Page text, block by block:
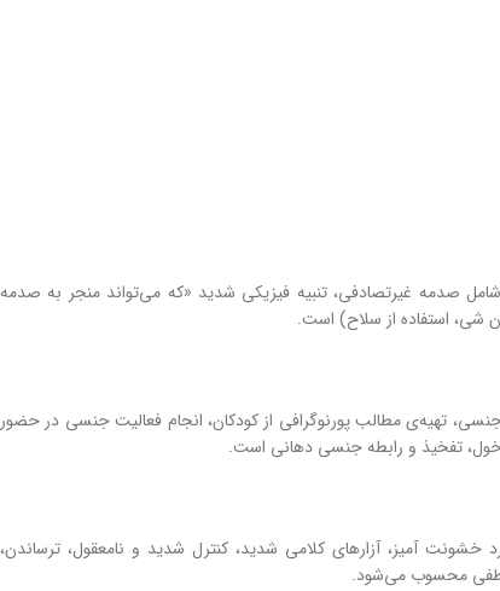
صدمه غیرتصادفی، تنبیه فیزیکی شدید «که می‌تواند منجر به صدمه
شی‌، استفاده از سلاح) است.
تهیه‌ی مطالب پورنوگرافی از کودکان، انجام فعالیت جنسی در حضور
تفخیذ و رابطه جنسی دهانی است.
آمیز، آزارهای کلامی شدید، کنترل شدید و نامعقول، ترساندن،
محسوب می‌شود.